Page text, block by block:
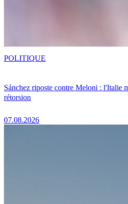
Sánchez riposte contre Meloni : l'Italie
rétorsion
07.08.2026
POLITIQUE